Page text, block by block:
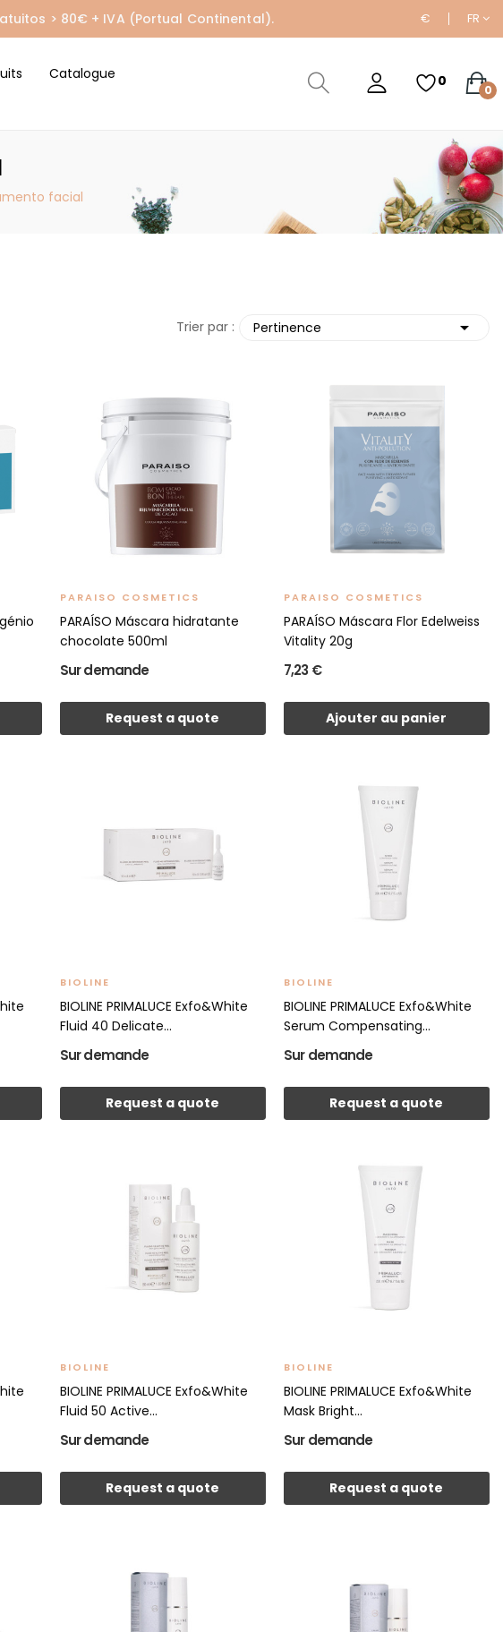
> 80€ + IVA (Portual Continental). € FR
Catalogue
0
0
facial
Trier par : Pertinence 
PARAISO COSMETICS
PARAÍSO Máscara hidratante
chocolate 500ml
Sur demande
Request a quote
PARAISO COSMETICS
PARAÍSO Máscara Flor Edelweiss
Vitality 20g
7,23 €
Ajouter au panier
BIOLINE
BIOLINE PRIMALUCE Exfo&White
Fluid 40 Delicate...
Sur demande
Request a quote
BIOLINE
BIOLINE PRIMALUCE Exfo&White
Serum Compensating...
Sur demande
Request a quote
BIOLINE
BIOLINE PRIMALUCE Exfo&White
Fluid 50 Active...
Sur demande
Request a quote
BIOLINE
BIOLINE PRIMALUCE Exfo&White
Mask Bright...
Sur demande
Request a quote